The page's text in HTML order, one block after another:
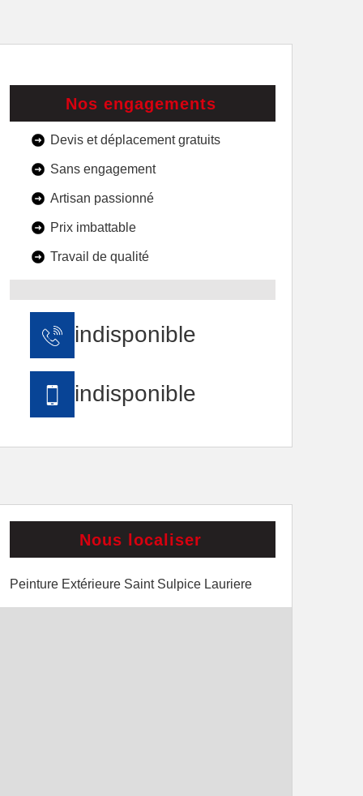
Nos engagements
Devis et déplacement gratuits
Sans engagement
Artisan passionné
Prix imbattable
Travail de qualité
indisponible
indisponible
Nous localiser
Peinture Extérieure Saint Sulpice Lauriere